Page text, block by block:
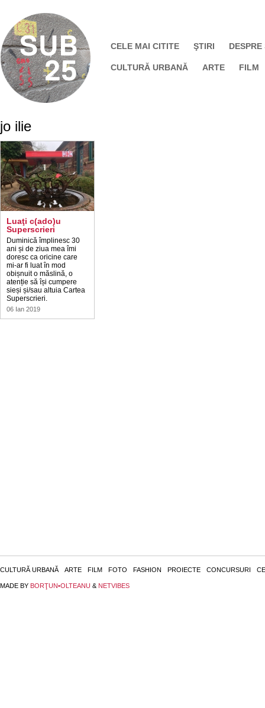
CELE MAI CITITE ŞTIRI DESPRE
CULTURĂ URBANĂ ARTE FILM
jo ilie
Luaţi c(ado)u
Superscrieri
Duminică împlinesc 30
ani și de ziua mea îmi
doresc ca oricine care
mi-ar fi luat în mod
obișnuit o măslină, o
atenție să își cumpere
sieși și/sau altuia Cartea
Superscrieri.
06 Ian 2019
CULTURĂ URBANĂ ARTE FILM FOTO FASHION PROIECTE CONCURSURI
MADE BY BORŢUN•OLTEANU & NETVIBES